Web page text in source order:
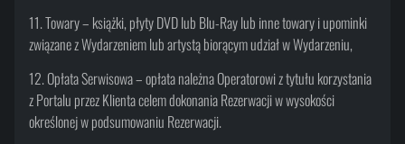
11. Towary – książki, płyty DVD lub Blu-Ray lub inne towary i upominki
związane z Wydarzeniem lub artystą biorącym udział w Wydarzeniu,
12. Opłata Serwisowa – opłata należna Operatorowi z tytułu korzystania
z Portalu przez Klienta celem dokonania Rezerwacji w wysokości
określonej w podsumowaniu Rezerwacji.